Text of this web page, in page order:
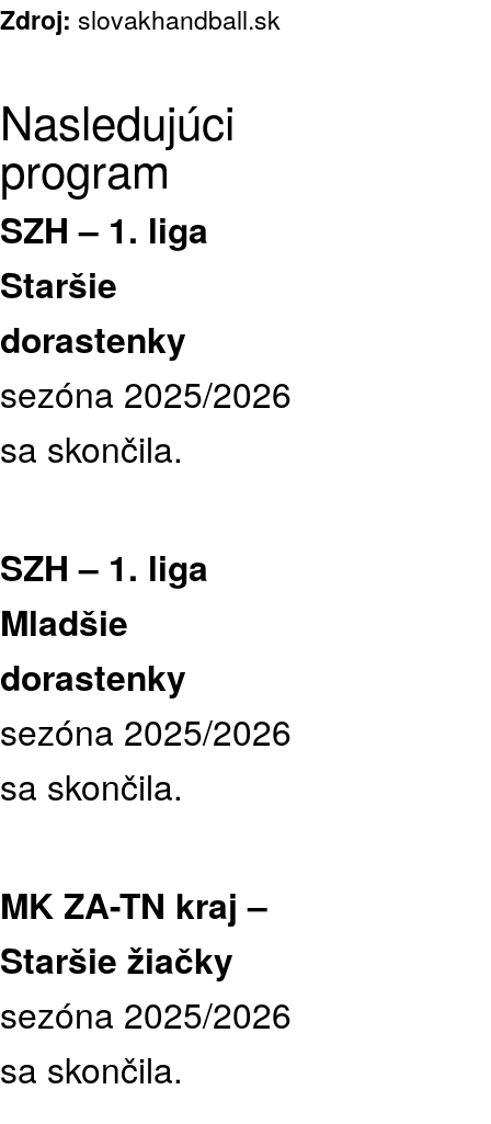
Zdroj: slovakhandball.sk
Nasledujúci
program
SZH – 1. liga
Staršie
dorastenky
sezóna 2025/2026
sa skončila.
SZH – 1. liga
Mladšie
dorastenky
sezóna 2025/2026
sa skončila.
MK ZA-TN kraj –
Staršie žiačky
sezóna 2025/2026
sa skončila.